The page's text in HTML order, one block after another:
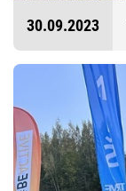
30.09.2023